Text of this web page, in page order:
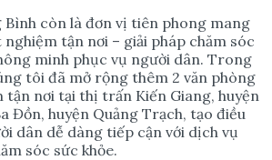
Bình còn là đơn vị tiên phong mang
nghiệm tận nơi – giải pháp chăm sóc
minh phục vụ người dân. Trong
tôi đã mở rộng thêm 2 văn phòng
tận nơi tại thị trấn Kiến Giang, huyện
Đồn, huyện Quảng Trạch, tạo điều
dân dễ dàng tiếp cận với dịch vụ
sóc sức khỏe.